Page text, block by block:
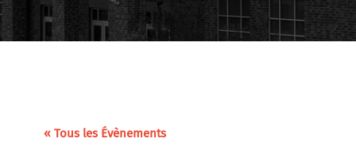
« Tous les Évènements